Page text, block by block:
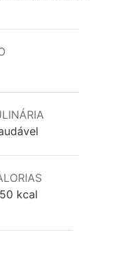
kcal